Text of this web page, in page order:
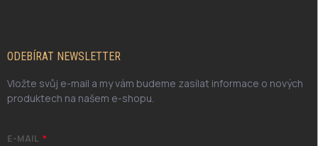
ODEBÍRAT NEWSLETTER
Vložte svůj e-mail a my vám budeme zasílat informace o nových
produktech na našem e-shopu.
E-MAIL